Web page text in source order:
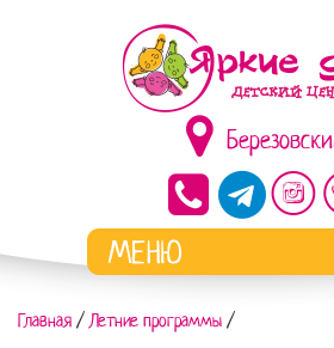
Главная /Летние программы /